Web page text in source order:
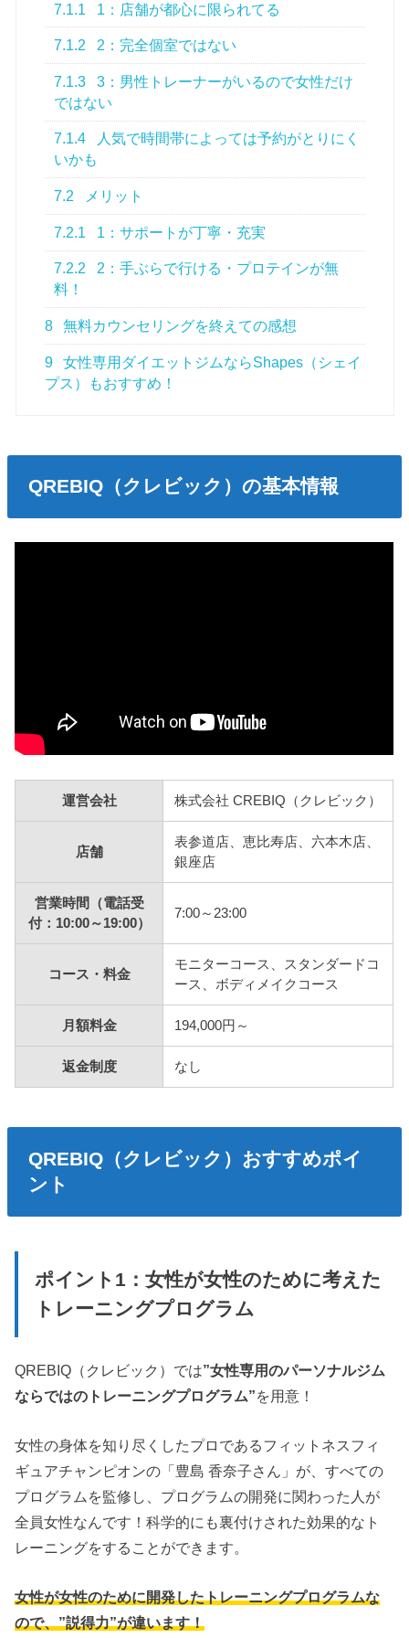
7.1.1 1：店舗が都心に限られてる
7.1.2 2：完全個室ではない
7.1.3
3：男性トレーナーがいるので女性だけ
ではない
7.1.4
人気で時間帯によっては予約がとりにく
いかも
7.2 メリット
7.2.1 1：サポートが丁寧・充実
7.2.2
2：手ぶらで行ける・プロテインが無
料！
8 無料カウンセリングを終えての感想
9
女性専用ダイエットジムならShapes（シェイ
プス）もおすすめ！
QREBIQ（クレビック）の基本情報
運営会社 株式会社 CREBIQ（クレビック）
店舗
表参道店、恵比寿店、六本木店、
銀座店
営業時間（電話受
付：10:00～19:00）
7:00～23:00
コース・料金
モニターコース、スタンダードコ
ース、ボディメイクコース
月額料金 194,000円～
返金制度 なし
QREBIQ（クレビック）おすすめポイ
ント
ポイント1：女性が女性のために考えた
トレーニングプログラム
QREBIQ（クレビック）では”女性専用のパーソナルジム
ならではのトレーニングプログラム”を用意！
女性の身体を知り尽くしたプロであるフィットネスフィ
ギュアチャンピオンの「豊島 香奈子さん」が、すべての
プログラムを監修し、プログラムの開発に関わった人が
全員女性なんです！科学的にも裏付けされた効果的なト
レーニングをすることができます。
女性が女性のために開発したトレーニングプログラムな
ので、”説得力”が違います！